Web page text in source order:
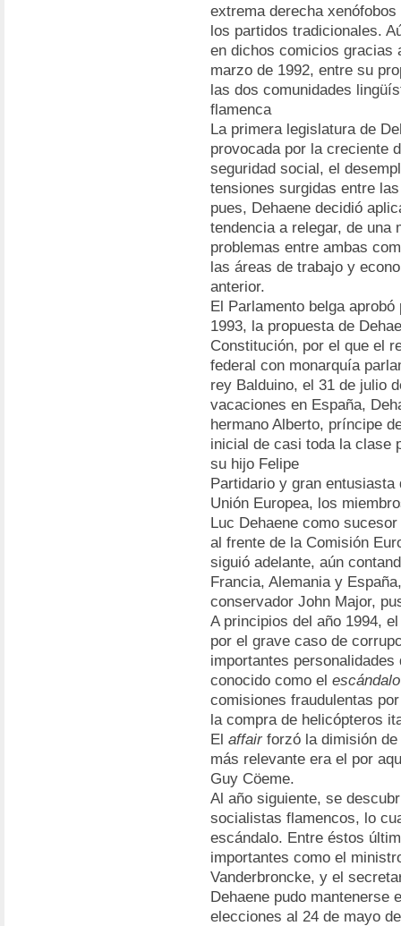
extrema derecha
los partidos tradicionales.
en dichos comicios gracias
marzo de 1992, entre su
las dos comunidades
flamenca
La primera legislatura de
provocada por la creciente
seguridad social, el
tensiones surgidas entre
pues, Dehaene decidió
tendencia a relegar, de una
problemas entre ambas
las áreas de trabajo y
anterior.
El Parlamento belga
1993, la propuesta de
Constitución, por el que el
federal con monarquía
rey Balduino, el 31 de julio
vacaciones en España,
hermano Alberto, príncipe
inicial de casi toda la clase
su hijo Felipe
Partidario y gran
Unión Europea, los
Luc Dehaene como
al frente de la Comisión
siguió adelante, aún
Francia, Alemania y
conservador John Major,
A principios del año 1994,
por el grave caso de
importantes
conocido como el
comisiones fraudulentas
la compra de helicópteros
El affair forzó la dimisión
más relevante era el por
Guy Cöeme.
Al año siguiente, se
socialistas flamencos, lo
escándalo. Entre éstos
importantes como el
Vanderbroncke, y el
Dehaene pudo mantenerse
elecciones al 24 de mayo